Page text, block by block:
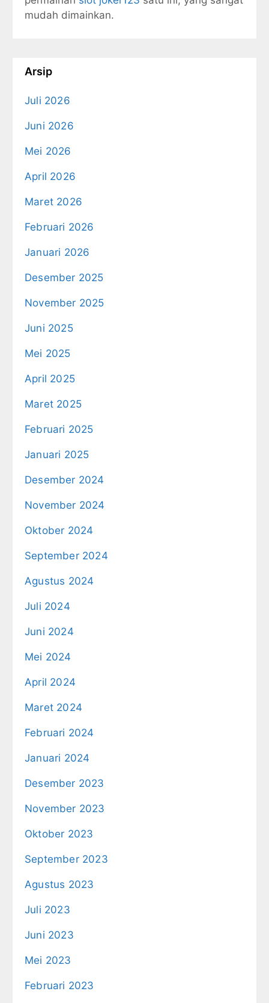
mudah dimainkan.
Arsip
Juli 2026
Juni 2026
Mei 2026
April 2026
Maret 2026
Februari 2026
Januari 2026
Desember 2025
November 2025
Juni 2025
Mei 2025
April 2025
Maret 2025
Februari 2025
Januari 2025
Desember 2024
November 2024
Oktober 2024
September 2024
Agustus 2024
Juli 2024
Juni 2024
Mei 2024
April 2024
Maret 2024
Februari 2024
Januari 2024
Desember 2023
November 2023
Oktober 2023
September 2023
Agustus 2023
Juli 2023
Juni 2023
Mei 2023
Februari 2023